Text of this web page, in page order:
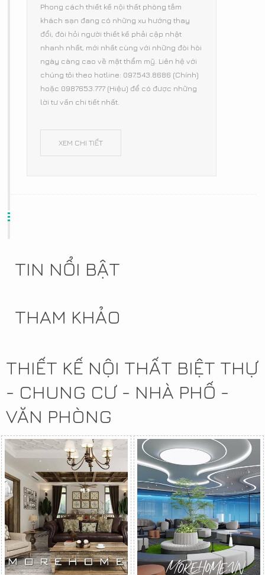
Phong cách thiết kế nội thất phòng tắm
khách sạn đang có những xu hướng thay
đổi, đòi hỏi người thiết kế phải cập nhật
nhanh nhất, mới nhất cùng với những đòi hòi
ngày càng cao về mặt thẩm mỹ. Liên hệ với
chúng tôi theo hotline: 097.543.8686 (Chính)
hoặc 0987653.777 (Hiệu) để có được những
lời tư vấn chi tiết nhất.
XEM CHI TIẾT
TIN NỔI BẬT
THAM KHẢO
THIẾT KẾ NỘI THẤT BIỆT THỰ
- CHUNG CƯ - NHÀ PHỐ -
VĂN PHÒNG